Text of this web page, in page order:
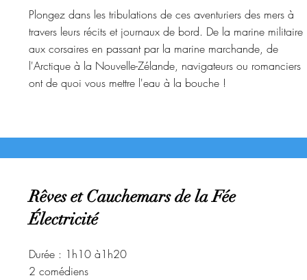
Plongez dans les tribulations de ces aventuriers des mers à
travers leurs récits et journaux de bord. De la marine militaire
aux corsaires en passant par la marine marchande, de
l'Arctique à la Nouvelle-Zélande, navigateurs ou romanciers
ont de quoi vous mettre l'eau à la bouche !
Rêves et Cauchemars de la Fée
Électricité
Durée : 1h10 à1h20
2 comédiens